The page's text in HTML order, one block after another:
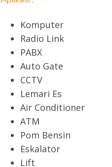
Komputer
Radio Link
PABX
Auto Gate
CCTV
Lemari Es
Air Conditioner
ATM
Pom Bensin
Eskalator
Lift